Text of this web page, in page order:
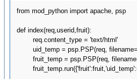
from mod_python import apache, psp
def index(req,userid,fruit):